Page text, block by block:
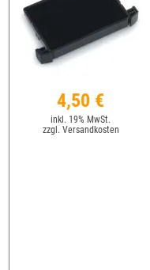
4,50 €
inkl. 19% MwSt.
zzgl. Versandkosten